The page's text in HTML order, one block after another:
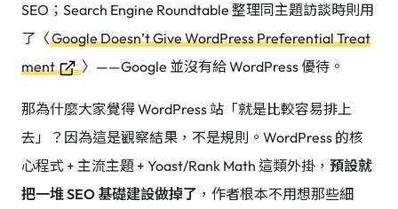
SEO；Search Engine Roundtable 整理同主題訪談時則用
了〈Google Doesn’t Give WordPress Preferential Treat
ment
〉——Google 並沒有給 WordPress 優待。
那為什麼大家覺得 WordPress 站「就是比較容易排上
去」？因為這是觀察結果，不是規則。WordPress 的核
心程式 + 主流主題 + Yoast/Rank Math 這類外掛， 預設就
把一堆 SEO 基礎建設做掉了 ，作者根本不用想那些細